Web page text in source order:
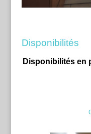
Disponibilités
Disponibilités en